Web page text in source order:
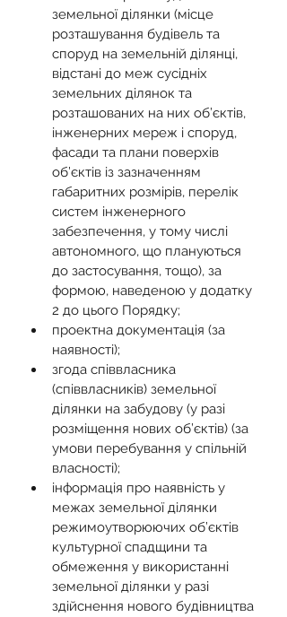
земельної ділянки (місце
розташування будівель та
споруд на земельній ділянці,
відстані до меж сусідніх
земельних ділянок та
розташованих на них об’єктів,
інженерних мереж і споруд,
фасади та плани поверхів
об’єктів із зазначенням
габаритних розмірів, перелік
систем інженерного
забезпечення, у тому числі
автономного, що плануються
до застосування, тощо), за
формою, наведеною у додатку
2 до цього Порядку;
проектна документація (за
наявності);
згода співвласника
(співвласників) земельної
ділянки на забудову (у разі
розміщення нових об’єктів) (за
умови перебування у спільній
власності);
інформація про наявність у
межах земельної ділянки
режимоутворюючих об’єктів
культурної спадщини та
обмеження у використанні
земельної ділянки у разі
здійснення нового будівництва